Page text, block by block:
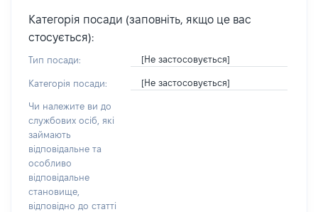
Категорія посади (заповніть, якщо це вас
стосується):
Тип посади: [Не застосовується]
Категорія посади: [Не застосовується]
Чи належите ви до
службових осіб, які
займають
відповідальне та
особливо
відповідальне
становище,
відповідно до статті